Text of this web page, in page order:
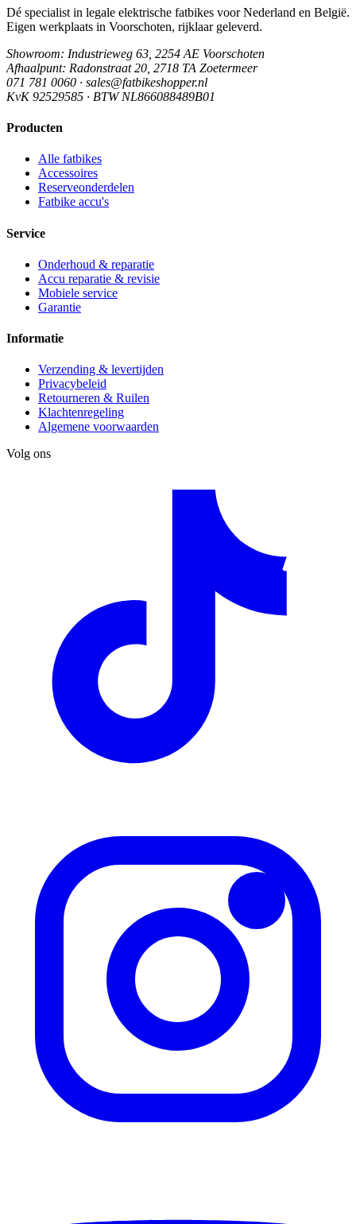
Dé specialist in legale elektrische fatbikes voor Nederland en België.
Eigen werkplaats in Voorschoten, rijklaar geleverd.
Showroom: Industrieweg 63, 2254 AE Voorschoten
Afhaalpunt: Radonstraat 20, 2718 TA Zoetermeer
071 781 0060 · sales@fatbikeshopper.nl
KvK 92529585 · BTW NL866088489B01
Producten
Alle fatbikes
Accessoires
Reserveonderdelen
Fatbike accu's
Service
Onderhoud & reparatie
Accu reparatie & revisie
Mobiele service
Garantie
Informatie
Verzending & levertijden
Privacybeleid
Retourneren & Ruilen
Klachtenregeling
Algemene voorwaarden
Volg ons